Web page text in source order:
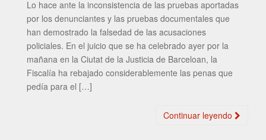
Lo hace ante la inconsistencia de las pruebas aportadas
por los denunciantes y las pruebas documentales que
han demostrado la falsedad de las acusaciones
policiales. En el juicio que se ha celebrado ayer por la
mañana en la Ciutat de la Justicia de Barceloan, la
Fiscalía ha rebajado considerablemente las penas que
pedía para el […]
Continuar leyendo